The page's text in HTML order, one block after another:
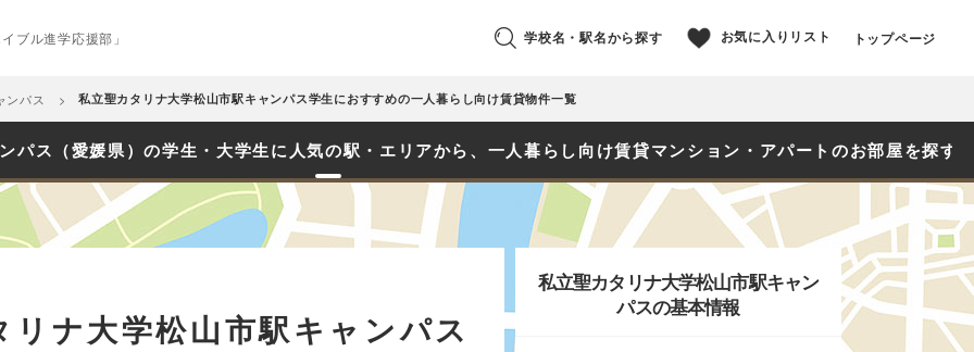
ブル進学応援部」 学校名・駅名から探す お気に入りリスト トップページ
ンパス 私立聖カタリナ大学松山市駅キャンパス学生におすすめの一人暮らし向け賃貸物件一覧
ス（愛媛県）の学生・大学生に人気の駅・エリアから、一人暮らし向け賃貸マンション・アパートのお部屋を探す
リナ大学松山市駅キャンパス
私立聖カタリナ大学松山市駅キャン
パスの基本情報